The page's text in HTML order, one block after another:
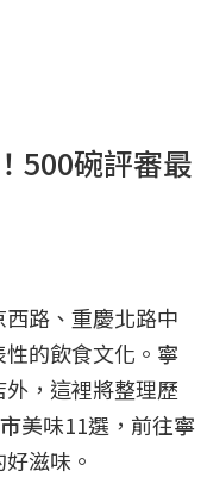
500碗評審最
路、重慶北路中
的飲食文化。 寧
，這裡將整理歷
美味11選，前往寧
滋味。